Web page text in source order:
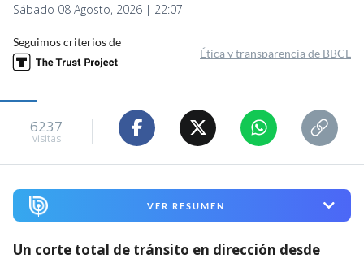
Sábado 08 Agosto, 2026 | 22:07
Seguimos criterios de
Ética y transparencia de BBCL
6237
visitas
VER RESUMEN
Un corte total de tránsito en dirección desde